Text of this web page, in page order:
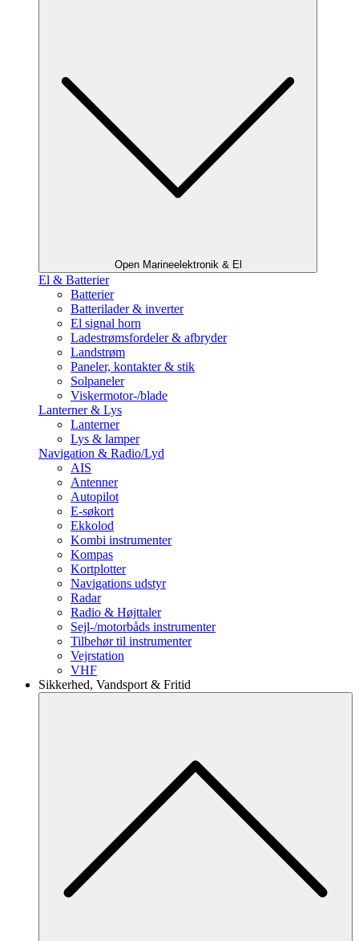
Open Marineelektronik & El
El & Batterier
Batterier
Batterilader & inverter
El signal horn
Ladestrømsfordeler & afbryder
Landstrøm
Paneler, kontakter & stik
Solpaneler
Viskermotor-/blade
Lanterner & Lys
Lanterner
Lys & lamper
Navigation & Radio/Lyd
AIS
Antenner
Autopilot
E-søkort
Ekkolod
Kombi instrumenter
Kompas
Kortplotter
Navigations udstyr
Radar
Radio & Højttaler
Sejl-/motorbåds instrumenter
Tilbehør til instrumenter
Vejrstation
VHF
Sikkerhed, Vandsport & Fritid